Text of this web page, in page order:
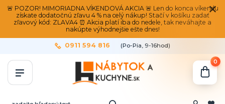
🚨 POZOR! MIMORIADNA VÍKENDOVÁ AKCIA 🚨 Len do konca víkendu
získate dodatočnú zľavu 4 % na celý nákup! Stačí v košíku zadať
zľavový kód: ZLAVA4 ⏰ Akcia platí iba do nedele, tak neváhajte a
nakúpte výhodnejšie ešte dnes!
0911 594 816 (Po-Pia, 9-16hod)
0